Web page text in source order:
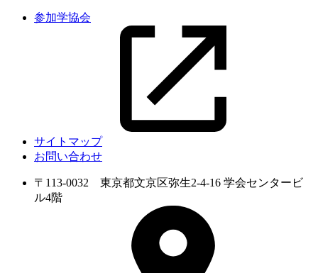
参加学協会
サイトマップ
お問い合わせ
〒113-0032 東京都文京区弥生2-4-16 学会センタービ
ル4階